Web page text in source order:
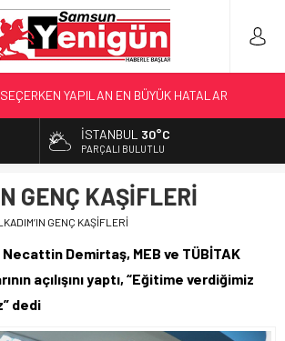
YAPILAN EN BÜYÜK HATALAR
BAŞLADI
HEDEF 5’İNCİLİK!
SKANDAL!
İSTANBUL 30°C
PARÇALI BULUTLU
GENÇ KAŞİFLERİ
GENÇ KAŞİFLERİ
Demirtaş, MEB ve TÜBİTAK
açılışını yaptı, “Eğitime verdiğimiz
dedi